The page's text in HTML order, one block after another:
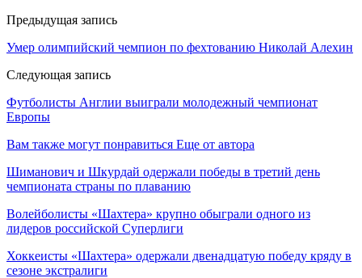
Предыдущая запись
Умер олимпийский чемпион по фехтованию Николай Алехин
Следующая запись
Футболисты Англии выиграли молодежный чемпионат
Европы
Вам также могут понравиться Еще от автора
Шиманович и Шкурдай одержали победы в третий день
чемпионата страны по плаванию
Волейболисты «Шахтера» крупно обыграли одного из
лидеров российской Суперлиги
Хоккеисты «Шахтера» одержали двенадцатую победу кряду в
сезоне экстралиги